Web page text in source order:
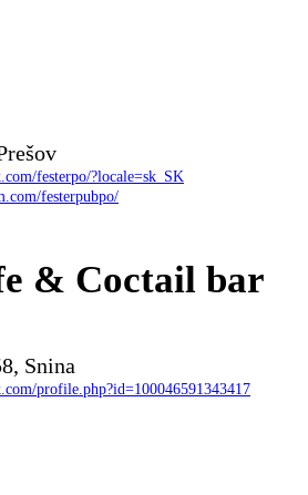
festerpo/?locale=sk_SK
festerpubpo/
& Coctail bar
Snina
profile.php?id=100046591343417